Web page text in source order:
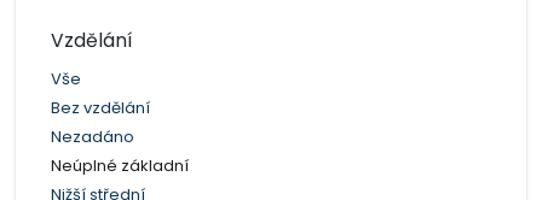
Vzdělání
Vše
Bez vzdělání
Nezadáno
Neúplné základní
Nižší střední